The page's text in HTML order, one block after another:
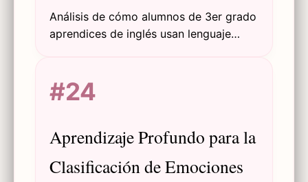
Análisis de cómo alumnos de 3er grado
aprendices de inglés usan lenguaje
físicos del sonido, explorando la
interacción entre adquisición del
científico.
#24
Aprendizaje Profundo para la
Clasificación de Emociones